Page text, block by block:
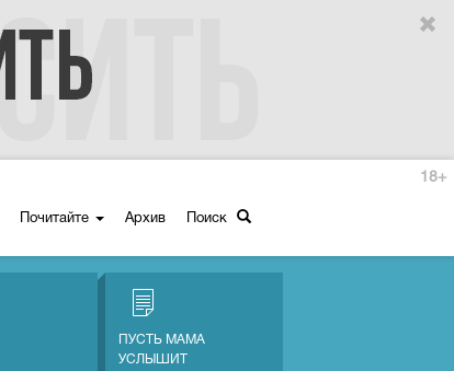
Почитайте Архив Поиск
18+
ПУСТЬ МАМА
УСЛЫШИТ